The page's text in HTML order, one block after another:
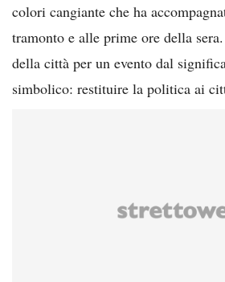
colori cangiante che ha
tramonto e alle prime ore della
della città per un evento dal
simbolico: restituire la politica ai